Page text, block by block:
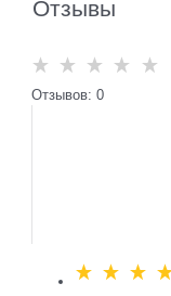
Отзывы
Отзывов: 0